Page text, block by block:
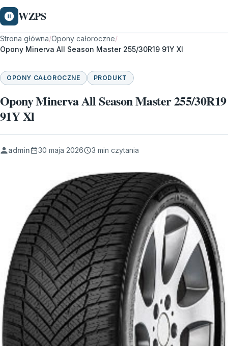
WZPS
Strona główna/Opony całoroczne/
Opony Minerva All Season Master 255/30R19 91Y Xl
OPONY CAŁOROCZNE PRODUKT
Opony Minerva All Season Master 255/30R19
91Y Xl
admin 30 maja 2026 3 min czytania